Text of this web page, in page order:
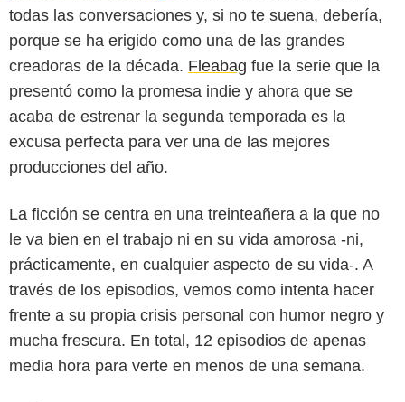
todas las conversaciones y, si no te suena, debería,
porque se ha erigido como una de las grandes
creadoras de la década. Fleabag fue la serie que la
presentó como la promesa indie y ahora que se
acaba de estrenar la segunda temporada es la
excusa perfecta para ver una de las mejores
producciones del año.
La ficción se centra en una treinteañera a la que no
le va bien en el trabajo ni en su vida amorosa -ni,
prácticamente, en cualquier aspecto de su vida-. A
través de los episodios, vemos como intenta hacer
frente a su propia crisis personal con humor negro y
mucha frescura. En total, 12 episodios de apenas
media hora para verte en menos de una semana.